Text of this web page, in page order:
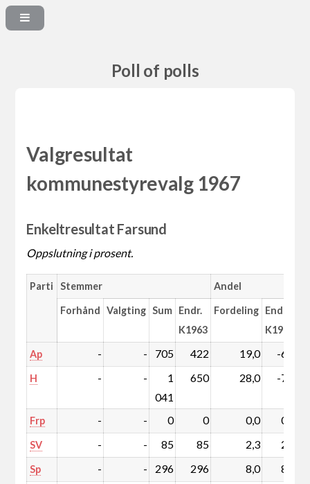
Poll of polls
Valgresultat
kommunestyrevalg 1967
Enkeltresultat Farsund
Oppslutning i prosent.
Parti Stemmer Andel
Forhånd Valgting Sum Endr.
K1963
Fordeling Endr.
K1963
Ap - - 705 422 19,0 -6,7
H - -
1
041
650 28,0 -7,4
Frp - - 0 0 0,0 0,0
SV - - 85 85 2,3 2,3
Sp - - 296 296 8,0 8,0